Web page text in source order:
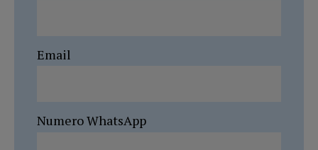
Email
Numero WhatsApp